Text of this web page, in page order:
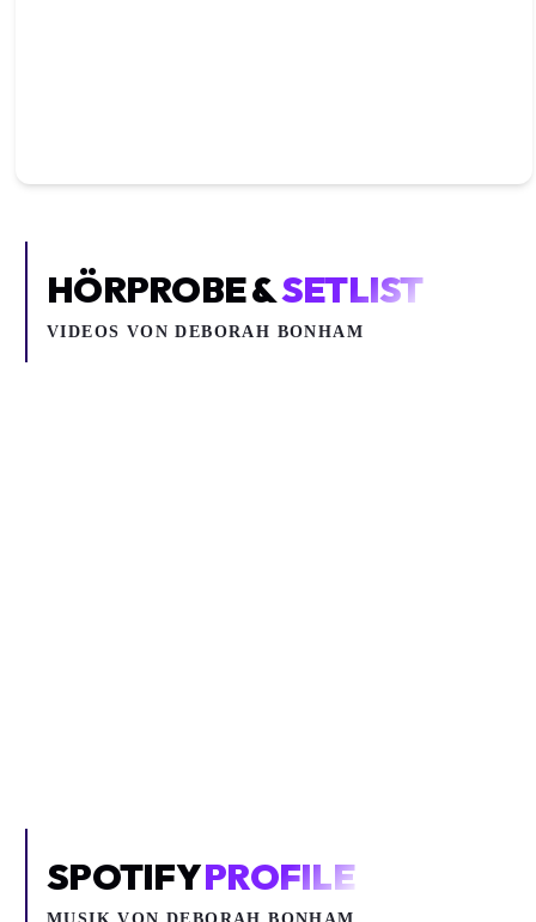
HÖRPROBE &SETLIST
VIDEOS VONDEBORAH BONHAM
SPOTIFYPROFILE